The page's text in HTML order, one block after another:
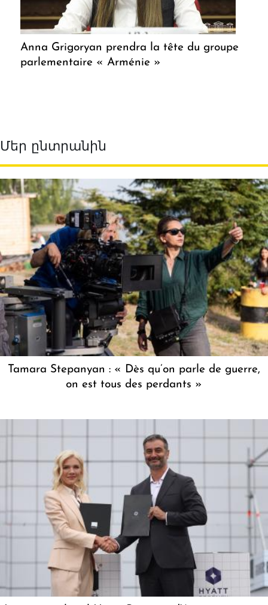
Anna Grigoryan prendra la tête du groupe
parlementaire « Arménie »
Մեր ընտրանին
Tamara Stepanyan : « Dès qu’on parle de guerre,
on est tous des perdants »